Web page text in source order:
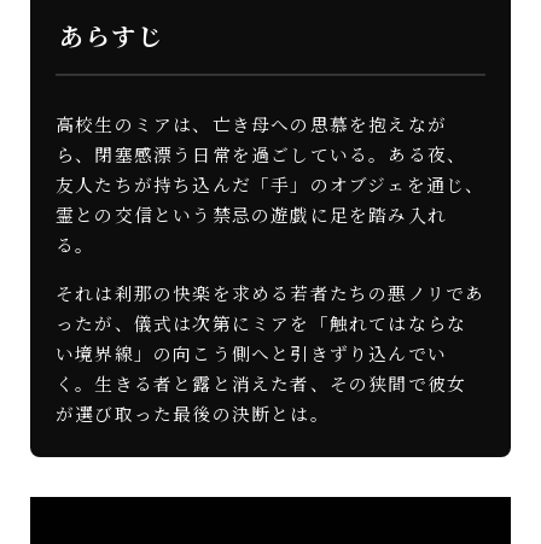
あらすじ
高校生のミアは、亡き母への思慕を抱えなが
ら、閉塞感漂う日常を過ごしている。ある夜、
友人たちが持ち込んだ「手」のオブジェを通じ、
霊との交信という禁忌の遊戯に足を踏み入れ
る。
それは刹那の快楽を求める若者たちの悪ノリであ
ったが、儀式は次第にミアを「触れてはならな
い境界線」の向こう側へと引きずり込んでい
く。生きる者と露と消えた者、その狭間で彼女
が選び取った最後の決断とは。